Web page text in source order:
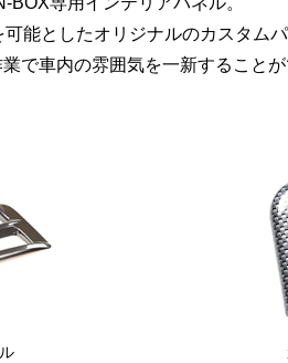
能としたオリジナルのカスタムパ
で車内の雰囲気を一新することが